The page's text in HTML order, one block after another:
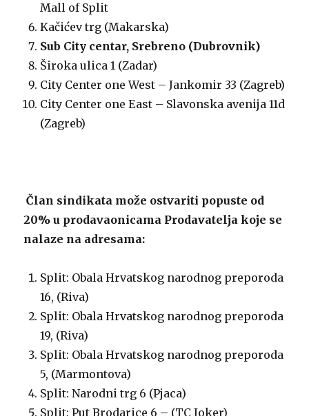
Mall of Split
Kačićev trg (Makarska)
Sub City centar, Srebreno (Dubrovnik)
Široka ulica 1 (Zadar)
City Center one West – Jankomir 33 (Zagreb)
City Center one East – Slavonska avenija 11d
(Zagreb)
Član sindikata može ostvariti popuste od
20% u prodavaonicama Prodavatelja koje se
nalaze na adresama:
Split: Obala Hrvatskog narodnog preporoda
16, (Riva)
Split: Obala Hrvatskog narodnog preporoda
19, (Riva)
Split: Obala Hrvatskog narodnog preporoda
5, (Marmontova)
Split: Narodni trg 6 (Pjaca)
Split: Put Brodarice 6 – (TC Joker)